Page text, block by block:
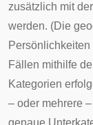
zusätzlich mit
werden. (Die
Fällen mithilfe
Kategorien
– oder mehrere
genaue